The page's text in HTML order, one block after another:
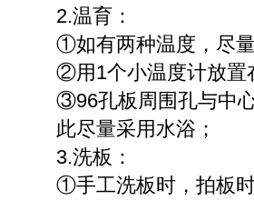
2.温育：
①如有两种温度，尽
②用1个小温度计放置
③96孔板周围孔与中
此尽量采用水浴；
3.洗板：
①手工洗板时，拍板